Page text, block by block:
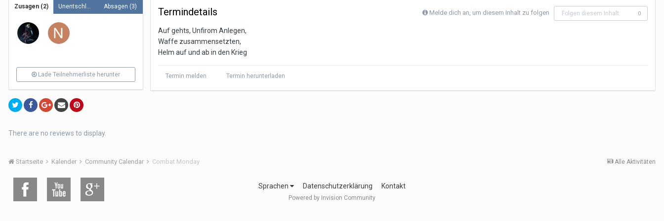
Zusagen (2) Unentschlossen (1) Absagen (3)
Lade Teilnehmerliste herunter
Melde dich an, um diesem Inhalt zu folgen Folgen diesem Inhalt 0
Termindetails
Auf gehts, Unfirom Anlegen,
Waffe zusammensetzten,
Helm auf und ab in den Krieg
Termin melden Termin herunterladen
There are no reviews to display.
Alle Aktivitäten
Startseite Kalender Community Calendar Combat Monday
Sprachen Datenschutzerklärung Kontakt
Powered by Invision Community